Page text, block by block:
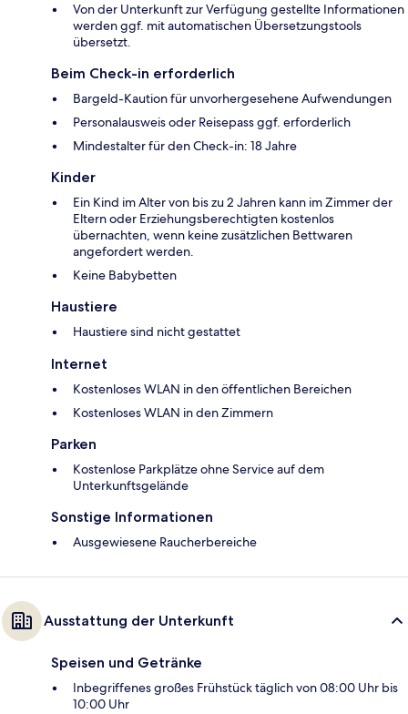
Von der Unterkunft zur Verfügung gestellte Informationen
werden ggf. mit automatischen Übersetzungstools
übersetzt.
Beim Check-in erforderlich
Bargeld-Kaution für unvorhergesehene Aufwendungen
Personalausweis oder Reisepass ggf. erforderlich
Mindestalter für den Check-in: 18 Jahre
Kinder
Ein Kind im Alter von bis zu 2 Jahren kann im Zimmer der
Eltern oder Erziehungsberechtigten kostenlos
übernachten, wenn keine zusätzlichen Bettwaren
angefordert werden.
Keine Babybetten
Haustiere
Haustiere sind nicht gestattet
Internet
Kostenloses WLAN in den öffentlichen Bereichen
Kostenloses WLAN in den Zimmern
Parken
Kostenlose Parkplätze ohne Service auf dem
Unterkunftsgelände
Sonstige Informationen
Ausgewiesene Raucherbereiche
Ausstattung der Unterkunft
Speisen und Getränke
Inbegriffenes großes Frühstück täglich von 08:00 Uhr bis
10:00 Uhr